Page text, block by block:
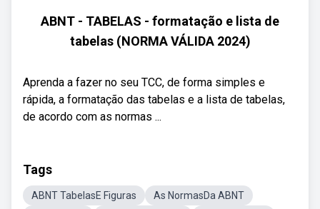
ABNT - TABELAS - formatação e lista de
tabelas (NORMA VÁLIDA 2024)
Aprenda a fazer no seu TCC, de forma simples e
rápida, a formatação das tabelas e a lista de tabelas,
de acordo com as normas ...
Tags
ABNT TabelasE Figuras
As NormasDa ABNT